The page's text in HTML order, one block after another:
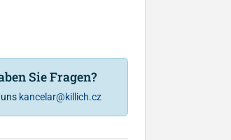
Sie Fragen?
kancelar@killich.cz